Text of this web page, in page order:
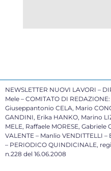
NEWSLETTER NUOVI LAVORI –
Mele – COMITATO DI
Giuseppantonio CELA, Mario
GANDINI, Erika HANKO, Marino
MELE, Raffaele MORESE,
VALENTE – Manlio VENDITTELLI
– PERIODICO QUINDICINALE,
n.228 del 16.06.2008